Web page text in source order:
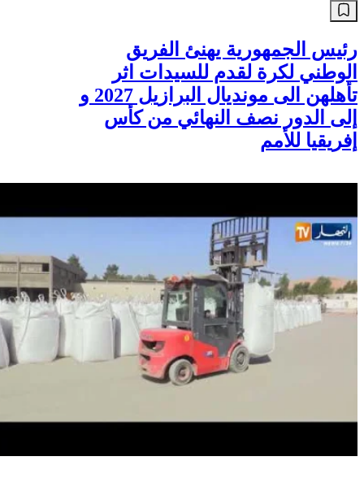
رئيس الجمهورية يهنئ الفريق
الوطني لكرة لقدم للسيدات اثر
تأهلهن الى مونديال البرازيل 2027 و
إلى الدور نصف النهائي من كأس
إفريقيا للأمم